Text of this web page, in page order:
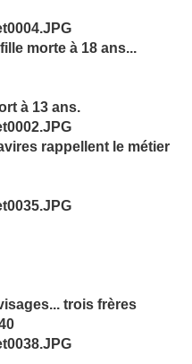
morte à 18 ans...
à 13 ans.
rappellent le métier
trois frères